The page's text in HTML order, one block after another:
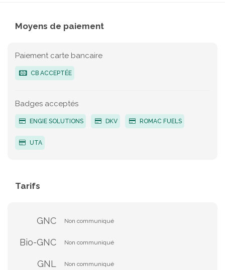
Moyens de paiement
Paiement carte bancaire
CB ACCEPTÉE
Badges acceptés
ENGIE SOLUTIONS DKV ROMAC FUELS
UTA
Tarifs
GNC Non communiqué
Bio-GNC Non communiqué
GNL Non communiqué